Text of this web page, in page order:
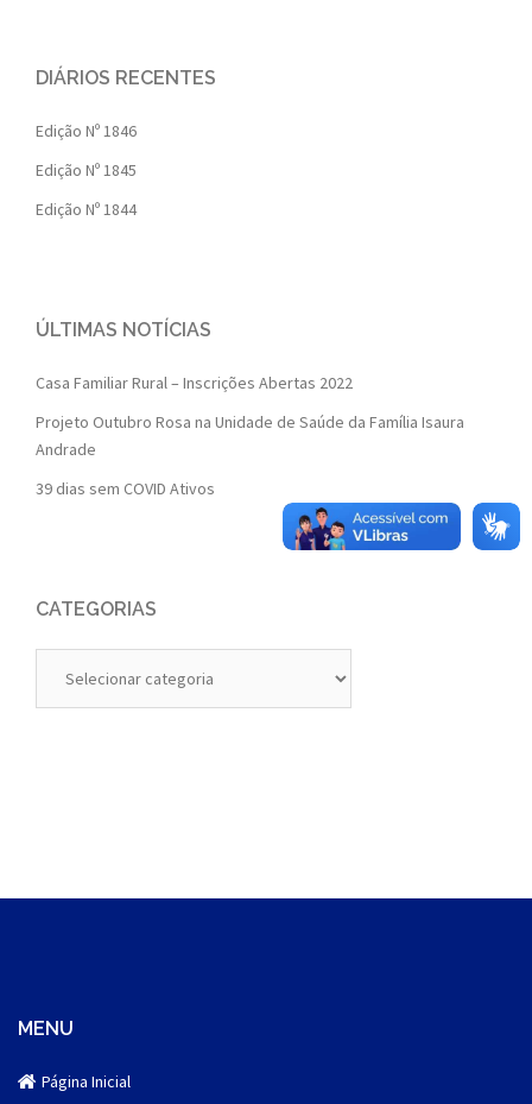
DIÁRIOS RECENTES
Edição Nº 1846
Edição Nº 1845
Edição Nº 1844
ÚLTIMAS NOTÍCIAS
Casa Familiar Rural – Inscrições Abertas 2022
Projeto Outubro Rosa na Unidade de Saúde da Família Isaura
Andrade
39 dias sem COVID Ativos
CATEGORIAS
MENU
Página Inicial